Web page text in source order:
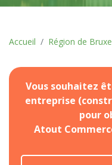
Accueil Région de
Vous souhaitez
entreprise
pour
Atout